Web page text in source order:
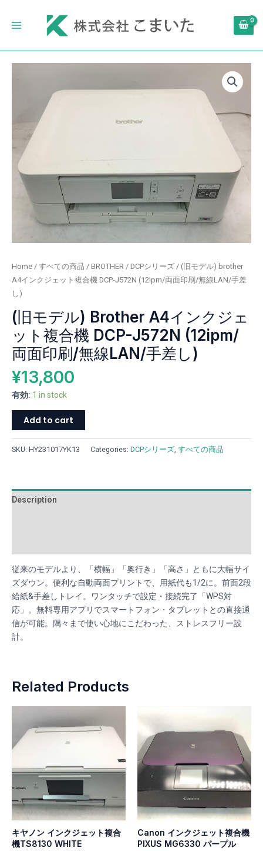
Menu
Home / すべての商品 / BROTHER / DCPシリーズ / (旧モデル) brother
A4インクジェット複合機 DCP-J572N (12ipm/両面印刷/無線LAN/手差
し)
(旧モデル) Brother A4インクジェ
ット複合機 DCP-J572N (12ipm/
両面印刷/無線LAN/手差し)
¥13,800
有効: 1 in stock
brother
イ
ン
複
機
DCP-
J572N
(12ipm/
両
面
印
無
線
し)
Add to cart
SKU: HY231017YK13 Categories: DCPシリーズ すべての商品
Description
従来のモデルより、「横幅」「奥行き」「高さ」ともに大幅サイ
ズダウン。便利な自動両面プリントで、用紙代も1/2に。前面2段
給紙&手差しトレイ。ワンタッチで設定・接続完了「WPS対
応」。無料専用アプリでスマートフォン・タブレットとの直接通
信が可能。隅々まで使い心地にこだわった、ストレスフリー設
計。
Related Products
キヤノン インクジェット複合
機TS8130 WHITE
Canon インクジェット複合機
PIXUS MG6330 パープル